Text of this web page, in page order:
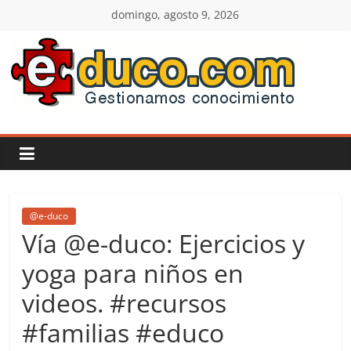
contenido
domingo, agosto 9, 2026
E-
duco:
Gestión
del
Conocimiento
Learn
more.
Do
@e-duco
Vía @e-duco: Ejercicios y
yoga para niños en
videos. #recursos
#familias #educo